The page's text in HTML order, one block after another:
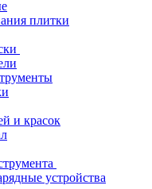
плитки
и красок
устройства